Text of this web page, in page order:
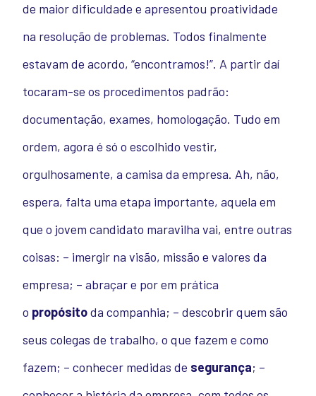
de maior dificuldade e apresentou proatividade
na resolução de problemas. Todos finalmente
estavam de acordo, “encontramos!”. A partir daí
tocaram-se os procedimentos padrão:
documentação, exames, homologação. Tudo em
ordem, agora é só o escolhido vestir,
orgulhosamente, a camisa da empresa. Ah, não,
espera, falta uma etapa importante, aquela em
que o jovem candidato maravilha vai, entre outras
coisas: – imergir na visão, missão e valores da
empresa; – abraçar e por em prática
o propósitoda companhia; – descobrir quem são
seus colegas de trabalho, o que fazem e como
fazem; – conhecer medidas de segurança; –